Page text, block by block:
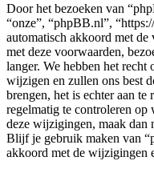
Door het bezoeken van
“onze”, “phpBB.nl”,
automatisch akkoord met
met deze voorwaarden,
langer. We hebben het recht
wijzigen en zullen ons best
brengen, het is echter aan
regelmatig te controleren
deze wijzigingen, maak dan
Blijf je gebruik maken van
akkoord met de wijzigingen